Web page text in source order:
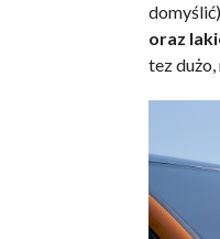
oraz
tez